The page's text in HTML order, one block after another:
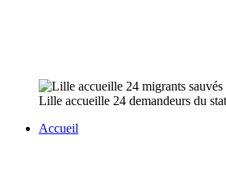
Lille accueille 24 demandeurs du
Accueil